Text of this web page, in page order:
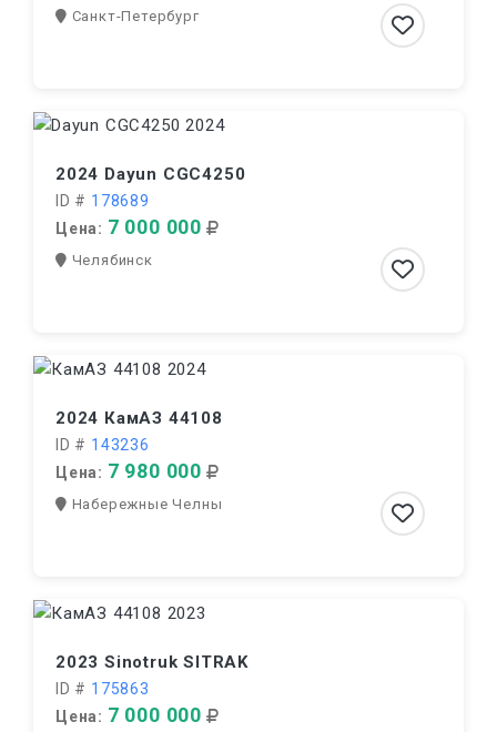
Санкт-Петербург
2024 Dayun CGC4250
ID # 178689
Цена: 7 000 000
Челябинск
2024 КамАЗ 44108
ID # 143236
Цена: 7 980 000
Набережные Челны
2023 Sinotruk SITRAK
ID # 175863
Цена: 7 000 000